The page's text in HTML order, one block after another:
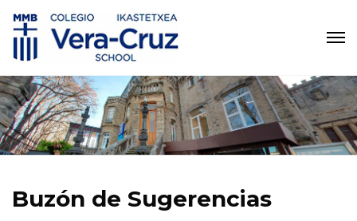
Buzón de Sugerencias